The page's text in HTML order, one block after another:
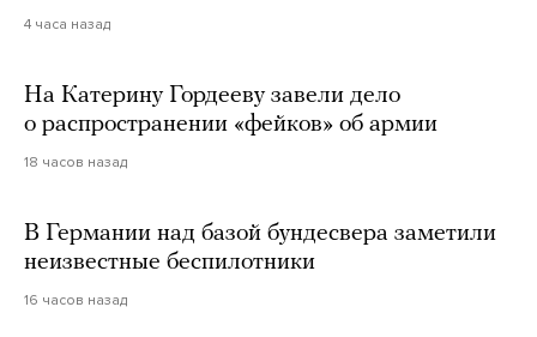
4 часа назад
На Катерину Гордееву завели дело
о распространении «фейков» об армии
18 часов назад
В Германии над базой бундесвера заметили
неизвестные беспилотники
16 часов назад